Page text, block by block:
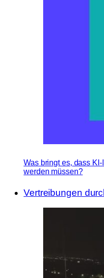
Was bringt es, dass
werden müssen?
Vertreibungen